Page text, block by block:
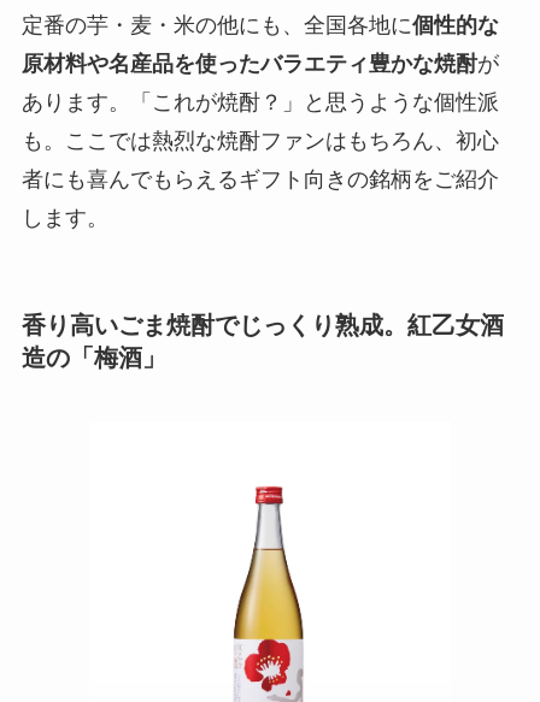
定番の芋・麦・米の他にも、全国各地に個性的な
原材料や名産品を使ったバラエティ豊かな焼酎が
あります。「これが焼酎？」と思うような個性派
も。ここでは熱烈な焼酎ファンはもちろん、初心
者にも喜んでもらえるギフト向きの銘柄をご紹介
します。
香り高いごま焼酎でじっくり熟成。紅乙女酒
造の「梅酒」